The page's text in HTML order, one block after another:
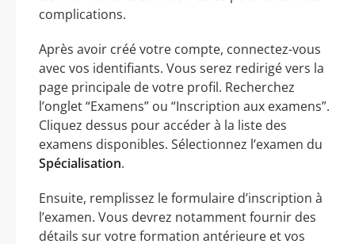
complications.
Après avoir créé votre compte, connectez-vous
avec vos identifiants. Vous serez redirigé vers la
page principale de votre profil. Recherchez
l’onglet “Examens” ou “Inscription aux examens”.
Cliquez dessus pour accéder à la liste des
examens disponibles. Sélectionnez l’examen du
Spécialisation.
Ensuite, remplissez le formulaire d’inscription à
l’examen. Vous devrez notamment fournir des
détails sur votre formation antérieure et vos